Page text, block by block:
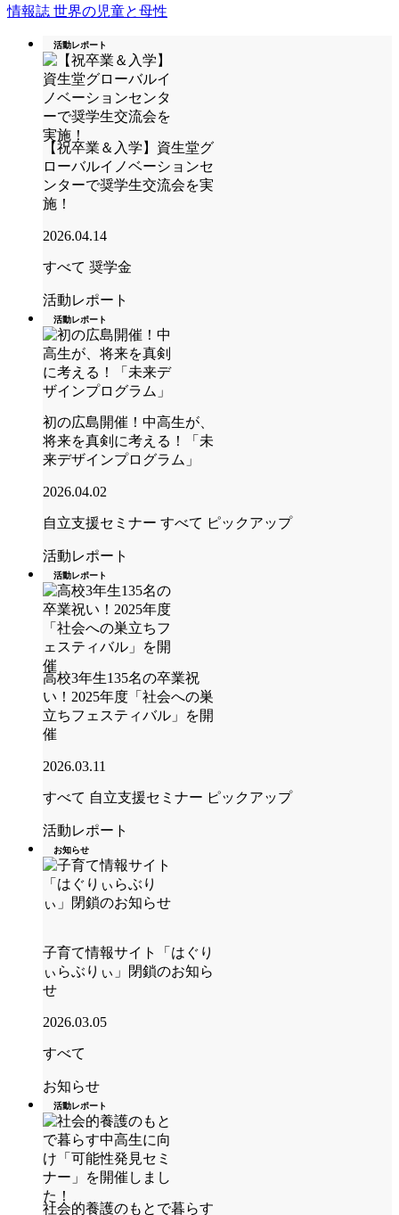
情報誌 世界の児童と母性
活動レポート
【祝卒業＆入学】資生堂グ
ローバルイノベーションセ
ンターで奨学生交流会を実
施！
2026.04.14
すべて 奨学金
活動レポート
活動レポート
初の広島開催！中高生が、
将来を真剣に考える！「未
来デザインプログラム」
2026.04.02
自立支援セミナー すべて ピックアップ
活動レポート
活動レポート
高校3年生135名の卒業祝
い！2025年度「社会への巣
立ちフェスティバル」を開
催
2026.03.11
すべて 自立支援セミナー ピックアップ
活動レポート
お知らせ
子育て情報サイト「はぐり
ぃらぶりぃ」閉鎖のお知ら
せ
2026.03.05
すべて
お知らせ
活動レポート
社会的養護のもとで暮らす